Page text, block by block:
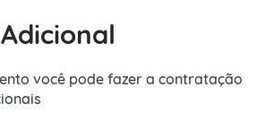
você pode fazer a contratação